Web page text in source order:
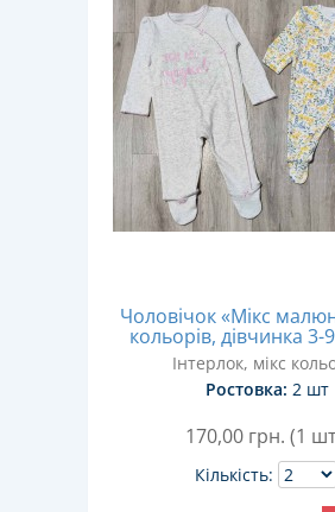
Чоловічок «Мікс
кольорів, дівчинка 3-
Інтерлок, мікс
Ростовка: 2 шт
170,00 грн. (1
Кількість: